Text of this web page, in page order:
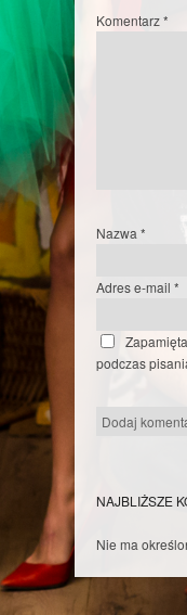
Komentarz*
Nazwa *
Adres e-mail *
podczas
NAJBLIŻSZE
Nie ma